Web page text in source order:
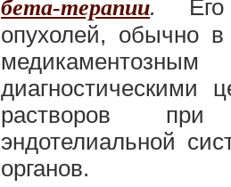
бета-терапии. Его
опухолей, обычно
растворов при
эндотелиальной
органов.